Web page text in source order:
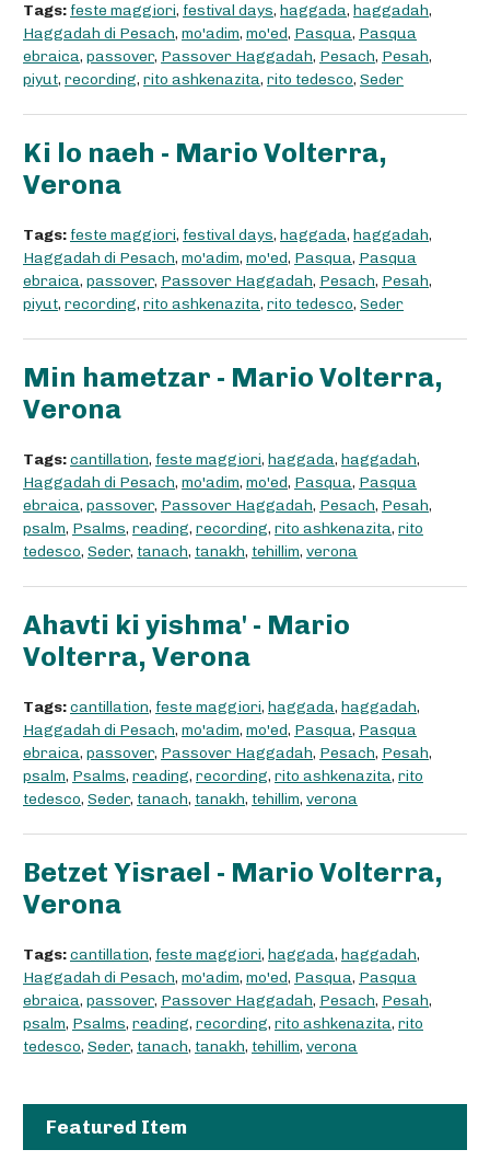
Tags: feste maggiori, festival days, haggada, haggadah,
Haggadah di Pesach, mo'adim, mo'ed, Pasqua, Pasqua
ebraica, passover, Passover Haggadah, Pesach, Pesah,
piyut, recording, rito ashkenazita, rito tedesco, Seder
Ki lo naeh - Mario Volterra,
Verona
Tags: feste maggiori, festival days, haggada, haggadah,
Haggadah di Pesach, mo'adim, mo'ed, Pasqua, Pasqua
ebraica, passover, Passover Haggadah, Pesach, Pesah,
piyut, recording, rito ashkenazita, rito tedesco, Seder
Min hametzar - Mario Volterra,
Verona
Tags:cantillation, feste maggiori, haggada, haggadah,
Haggadah di Pesach, mo'adim, mo'ed, Pasqua, Pasqua
ebraica, passover, Passover Haggadah, Pesach, Pesah,
psalm, Psalms, reading, recording, rito ashkenazita, rito
tedesco, Seder, tanach, tanakh, tehillim, verona
Ahavti ki yishma' - Mario
Volterra, Verona
Tags:cantillation, feste maggiori, haggada, haggadah,
Haggadah di Pesach, mo'adim, mo'ed, Pasqua, Pasqua
ebraica, passover, Passover Haggadah, Pesach, Pesah,
psalm, Psalms, reading, recording, rito ashkenazita, rito
tedesco, Seder, tanach, tanakh, tehillim, verona
Betzet Yisrael - Mario Volterra,
Verona
Tags:cantillation, feste maggiori, haggada, haggadah,
Haggadah di Pesach, mo'adim, mo'ed, Pasqua, Pasqua
ebraica, passover, Passover Haggadah, Pesach, Pesah,
psalm, Psalms, reading, recording, rito ashkenazita, rito
tedesco, Seder, tanach, tanakh, tehillim, verona
Featured Item